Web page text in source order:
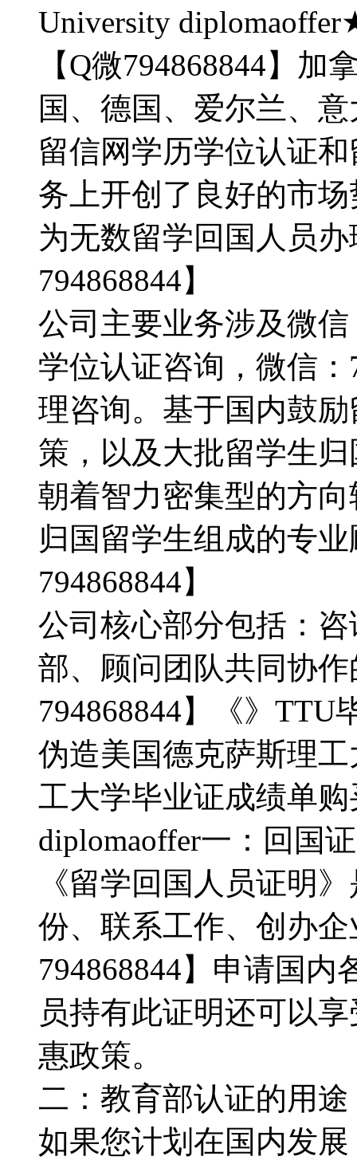
University
【Q微794868844】
国、德国、爱尔兰、
留信网学历学位认证
务上开创了良好的市
为无数留学回国人员
794868844】
公司主要业务涉及微
学位认证咨询，微信
理咨询。基于国内鼓
策，以及大批留学生
朝着智力密集型的方
归国留学生组成的专
794868844】
公司核心部分包括：
部、顾问团队共同协
794868844】《》TTU
伪造美国德克萨斯理
工大学毕业证成绩单购
diplomaoffer一：回国
《留学回国人员证明
份、联系工作、创办
794868844】申请国
员持有此证明还可以
惠政策。
二：教育部认证的用途
如果您计划在国内发